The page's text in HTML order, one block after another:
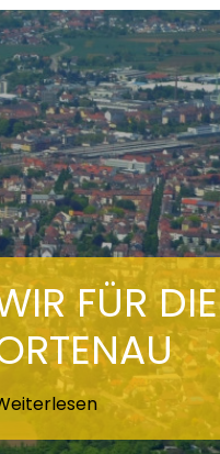
FÜR DIE